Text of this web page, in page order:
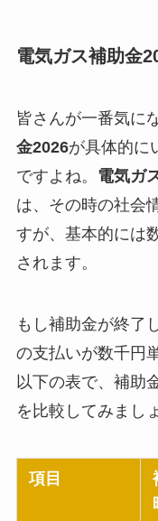
電気ガス補助金
皆さんが一番気に
金2026が具体的に
ですよね。 電気ガ
は、その時の社会
すが、基本的には
されます。
もし補助金が終了
の支払いが数千円
以下の表で、補助
を比較してみまし
項目